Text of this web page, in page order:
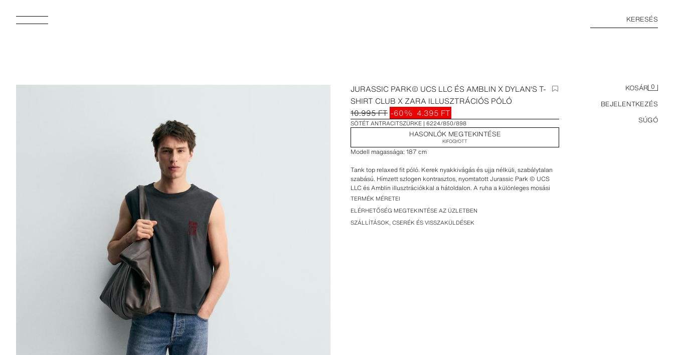
KERESÉS
KOSÁR 0
BEJELENTKEZÉS
SÚGÓ
JURASSIC PARK© UCS LLC ÉS AMBLIN X DYLAN'S T-
SHIRT CLUB X ZARA ILLUSZTRÁCIÓS PÓLÓ
10.995 FT -60% 4.395 FT
SÖTÉT ANTRACITSZÜRKE 6224/850/898
HASONLÓK MEGTEKINTÉSE
KIFOGYOTT
Modell magassága: 187 cm
Tank top relaxed fit póló. Kerek nyakkivágás és ujja nélküli, szabálytalan
szabású. Hímzett szlogen kontrasztos, nyomtatott Jurassic Park © UCS
LLC és Amblin illusztrációkkal a hátoldalon. A ruha a különleges mosási
eljárásnak köszönhetően egyedi megjelenésű. Ezért színe kissé eltérhet a
fotón láthatótól. Speciális együttműködés: Dylan's T-Shirt Club x Zara.
TERMÉK MÉRETEI
ELÉRHETŐSÉG MEGTEKINTÉSE AZ ÜZLETBEN
SZÁLLÍTÁSOK, CSERÉK ÉS VISSZAKÜLDÉSEK